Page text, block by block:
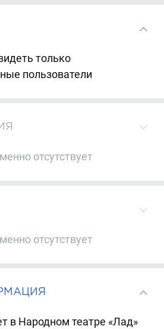
только
пользователи
отсутствует
отсутствует
в Народном театре «Лад»